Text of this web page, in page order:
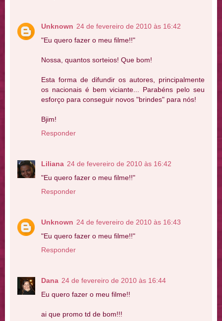
Unknown 24 de fevereiro de 2010 às 16:42
"Eu quero fazer o meu filme!!"
Nossa, quantos sorteios! Que bom!
Esta forma de difundir os autores, principalmente
os nacionais é bem viciante... Parabéns pelo seu
esforço para conseguir novos "brindes" para nós!
Bjim!
Responder
Liliana 24 de fevereiro de 2010 às 16:42
"Eu quero fazer o meu filme!!"
Responder
Unknown 24 de fevereiro de 2010 às 16:43
"Eu quero fazer o meu filme!!"
Responder
Dana 24 de fevereiro de 2010 às 16:44
Eu quero fazer o meu filme!!
ai que promo td de bom!!!